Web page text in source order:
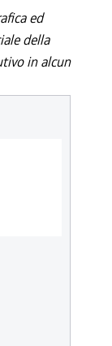
ed
della
in alcun